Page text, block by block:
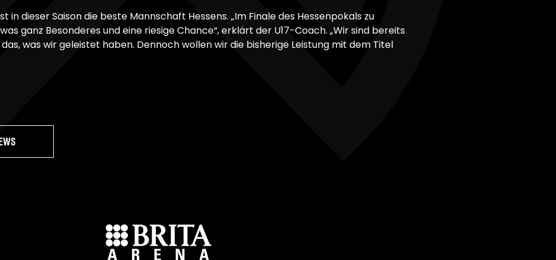
in dieser Saison die beste Mannschaft Hessens. „Im Finale des Hessenpokals zu
ganz Besonderes und eine riesige Chance“, erklärt der U17-Coach. „Wir sind bereits
was wir geleistet haben. Dennoch wollen wir die bisherige Leistung mit dem Titel